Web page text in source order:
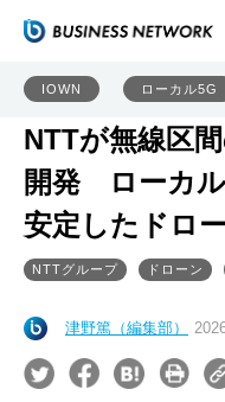
IOWN ローカル5G
NTTが無線区
開発 ローカ
安定したドロ
NTTグループ ドローン
津野篤（編集部）